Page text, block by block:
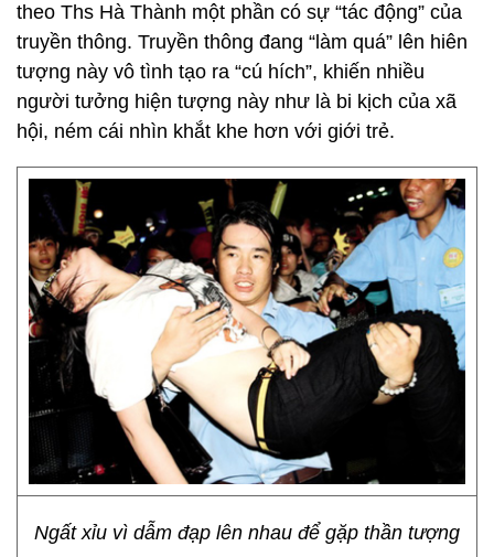
theo Ths Hà Thành một phần có sự “tác động” của
truyền thông. Truyền thông đang “làm quá” lên hiên
tượng này vô tình tạo ra “cú hích”, khiến nhiều
người tưởng hiện tượng này như là bi kịch của xã
hội, ném cái nhìn khắt khe hơn với giới trẻ.
Ngất xỉu vì dẫm đạp lên nhau để gặp thần tượng